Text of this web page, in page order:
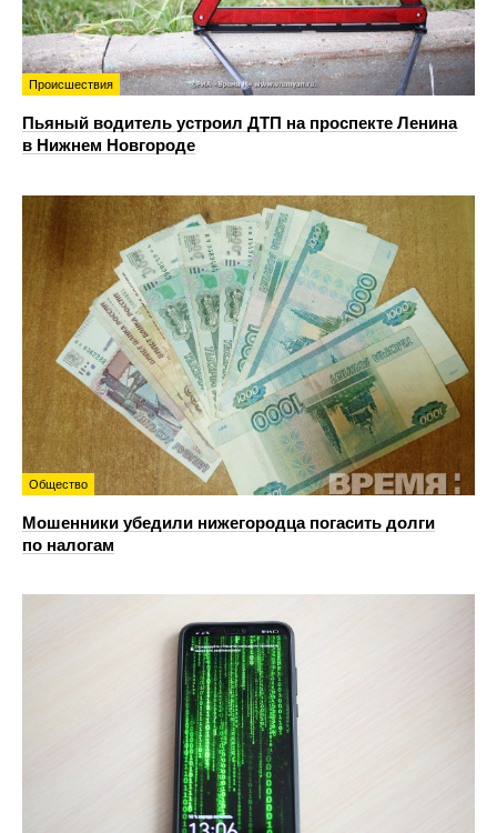
Происшествия
Пьяный водитель устроил ДТП на проспекте Ленина
в Нижнем Новгороде
Общество
Мошенники убедили нижегородца погасить долги
по налогам